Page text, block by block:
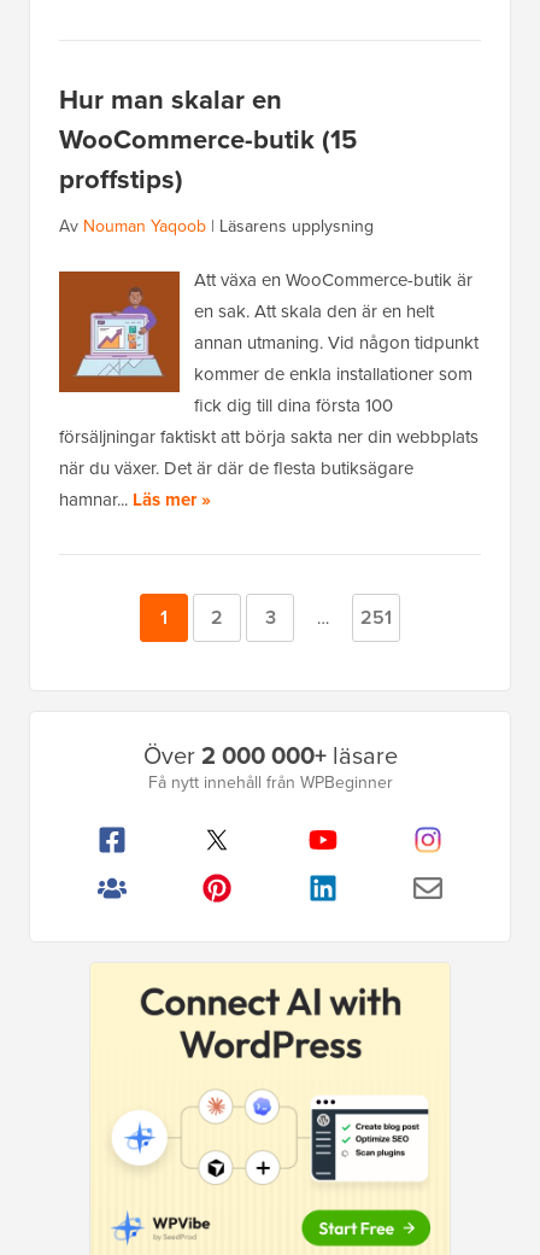
Hur man skalar en
WooCommerce-butik (15
proffstips)
Av Nouman Yaqoob | Läsarens upplysning
Att växa en WooCommerce-butik är
en sak. Att skala den är en helt
annan utmaning. Vid någon tidpunkt
kommer de enkla installationer som
fick dig till dina första 100
försäljningar faktiskt att börja sakta ner din webbplats
när du växer. Det är där de flesta butiksägare
hamnar... Läs mer »
Sida
1 Sida
2 Sida
3
Mellansidor
utelämnade
… Sida
251
Över2 000 000+läsare
Få nytt innehåll från WPBeginner